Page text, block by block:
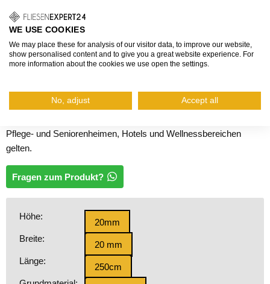
Die DURAGARD EP 90° Winkelprofile sind hochwertige
Eckschutzprofile, die aus Edelstahl V2A oder Aluminium
hergestellt werden. Sie können einfach nachträglich angebracht
werden, indem sie geklebt werden. Die Winkelprofile von
auch für Bereiche geeignet, die extremen Belastungen ausgesetzt
sind. Sie erfüllen auch höhere hygienische Anforderungen, wie sie
Pflege- und Seniorenheimen, Hotels und Wellnessbereichen
gelten.
Fragen zum Produkt?
Höhe:
20mm
Breite:
20 mm
Länge:
250cm
WE USE COOKIES
We may place these for analysis of our visitor data, to improve our website,
show personalised content and to give you a great website experience. For
more information about the cookies we use open the settings.
No, adjust Accept all